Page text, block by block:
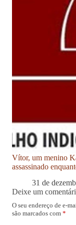
Vítor, um menino
assassinado
31 de
Deixe um
O seu endereço de e-
são marcados com *